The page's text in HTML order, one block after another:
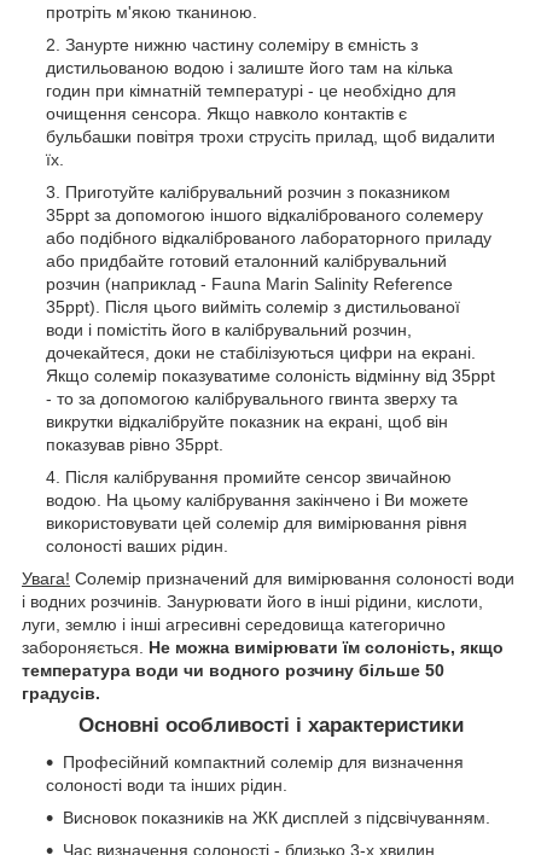
протріть м'якою тканиною.
Занурте нижню частину солеміру в ємність з
дистильованою водою і залиште його там на кілька
годин при кімнатній температурі - це необхідно для
очищення сенсора. Якщо навколо контактів є
бульбашки повітря трохи струсіть прилад, щоб видалити
їх.
Приготуйте калібрувальний розчин з показником
35ppt за допомогою іншого відкаліброваного солемеру
або подібного відкаліброваного лабораторного приладу
або придбайте готовий еталонний калібрувальний
розчин (наприклад - Fauna Marin Salinity Reference
35ppt). Після цього вийміть солемір з дистильованої
води і помістіть його в калібрувальний розчин,
дочекайтеся, доки не стабілізуються цифри на екрані.
Якщо солемір показуватиме солоність відмінну від 35ppt
- то за допомогою калібрувального гвинта зверху та
викрутки відкалібруйте показник на екрані, щоб він
показував рівно 35ppt.
Після калібрування промийте сенсор звичайною
водою. На цьому калібрування закінчено і Ви можете
використовувати цей солемір для вимірювання рівня
солоності ваших рідин.
Увага! Солемір призначений для вимірювання солоності води
і водних розчинів. Занурювати його в інші рідини, кислоти,
луги, землю і інші агресивні середовища категорично
забороняється. Не можна вимірювати їм солоність, якщо
температура води чи водного розчину більше 50
градусів.
Основні особливості і характеристики
Професійний компактний солемір для визначення
солоності води та інших рідин.
Висновок показників на ЖК дисплей з підсвічуванням.
Час визначення солоності - близько 3-х хвилин.